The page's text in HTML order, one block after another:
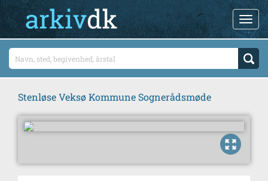
Stenløse Veksø Kommune Sognerådsmøde